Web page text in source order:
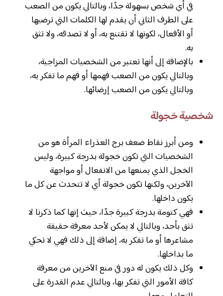
في أي شخص بسهولة جدًا، وبالتالي يكون من الصعب
على الطرف الثاني أن يقدم لها الكلمات التي ترضيها
أو الأفعال، لكونها لا تقتنع به، أو لا تصدقه، ولا تثق
به.
بالإضافة إلى أنها تعتبر من الشخصيات المزاجية،
وبالتالي يكون من الصعب فهمها أو فهم ما تفكر به،
وبالتالي يكون من الصعب إرضائها.
شخصية خجولة
ومن أبرز نقاط ضعف برج العذراء المرأة هو من
الشخصيات التي تكون خجولة بدرجة كبيرة، وليس
الخجل الذي يمنعها من الانفعال أو مواجهة
الآخرين، ولكنها تكون خجولة أي لا تتحدث عن كل ما
يكون داخلها.
فهي كتومة بدرجة كبيرة جدًا، حيث إنها كما ذكرنا لا
تثق بأحد، وبالتالي لا يمكن لأحد معرفة حقيقة
مشاعرها أو ما تفكر به، إضافة إلى ذلك فهي لا تحكي
ما بداخلها.
وكل ذلك يكون له دور في منع الآخرين من معرفة
كافة الأمور التي تفكر بها، وبالتالي عدم القدرة على